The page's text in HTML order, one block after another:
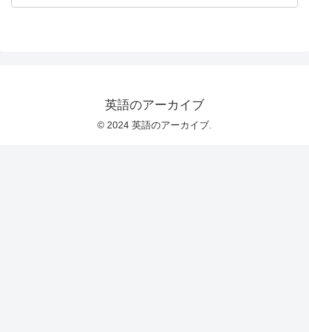
英語のアーカイブ
© 2024 英語のアーカイブ.